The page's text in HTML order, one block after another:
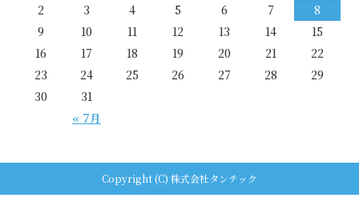
« 7月
2
3 4 5 6 7
8
9
10 11 12 13 14
15
16
17 18 19 20 21
22
23
24 25 26 27 28
29
30
31
Copyright (C) 株式会社タンテック